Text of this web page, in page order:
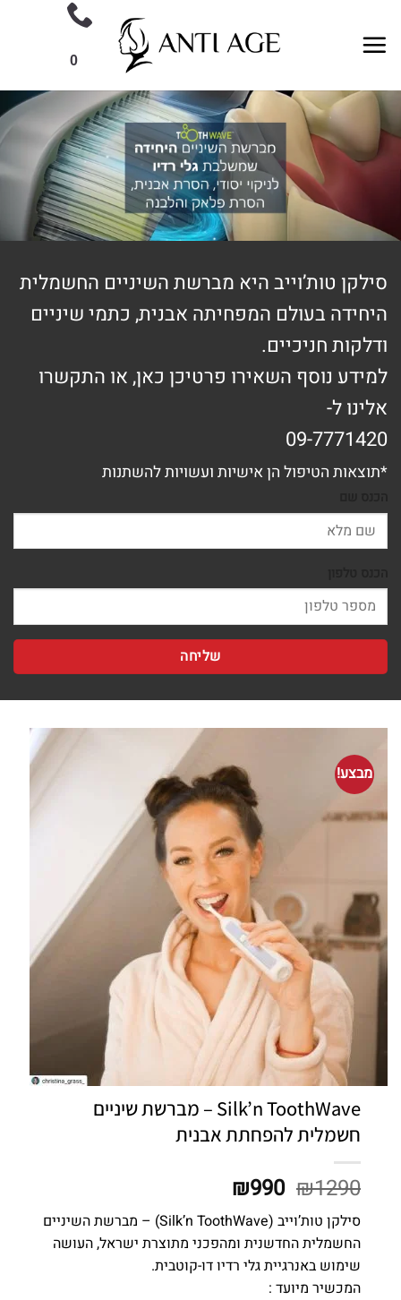
content
0
סילקן טות’וייב היא מברשת השיניים החשמלית
היחידה בעולם המפחיתה אבנית, כתמי שיניים
ודלקות חניכיים.
למידע נוסף השאירו פרטיכן כאן, או התקשרו
אלינו ל-
09-7771420
*תוצאות הטיפול הן אישיות ועשויות להשתנות
מבצע!
Silk’n ToothWave – מברשת שיניים
חשמלית להפחתת אבנית
₪1290
₪990
סילקן טות’וייב (Silk’n ToothWave) – מברשת השיניים
החשמלית החדשנית ומהפכני מתוצרת ישראל, העושה
שימוש באנרגיית גלי רדיו דו-קוטבית.
המכשיר מיועד :